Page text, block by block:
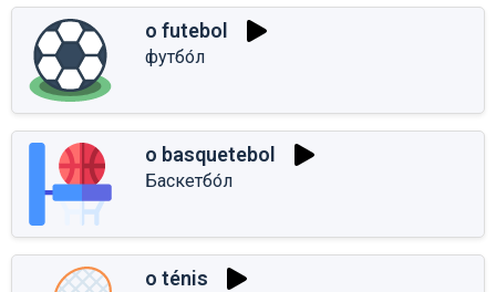
o futebol
футбо́л
o basquetebol
Баскетбо́л
o ténis